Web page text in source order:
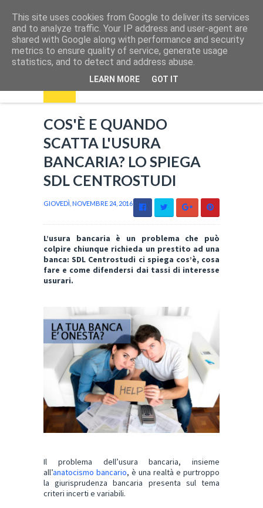
COS'È E QUANDO
SCATTA L'USURA
BANCARIA? LO SPIEGA
SDL CENTROSTUDI
GIOVEDÌ, NOVEMBRE 24, 2016
L’usura bancaria è un problema che può
colpire chiunque richieda un prestito ad una
banca: SDL Centrostudi ci spiega cos’è, cosa
fare e come difendersi dai tassi di interesse
usurari.
Il problema dell’usura bancaria, insieme
all’anatocismo bancario, è una realtà e purtroppo
la giurisprudenza bancaria presenta sul tema
criteri incerti e variabili.
This site uses cookies from Google to deliver its services
and to analyze traffic. Your IP address and user-agent are
shared with Google along with performance and security
metrics to ensure quality of service, generate usage
statistics, and to detect and address abuse.
LEARN MORE GOT IT